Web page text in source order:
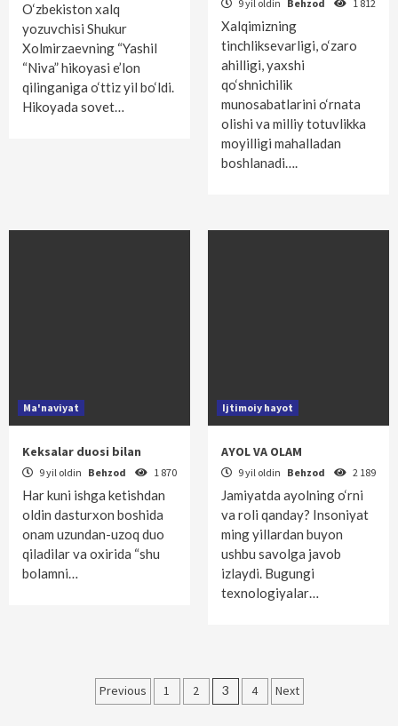
O‘zbekiston xalq
yozuvchisi Shukur
Xolmirzaevning “Yashil
“Niva” hikoyasi e’lon
qilinganiga o‘ttiz yil bo‘ldi.
Hikoyada sovet…
9 yil oldin Behzod 1 812
Xalqimizning
tinchliksevarligi, o‘zaro
ahilligi, yaxshi
qo‘shnichilik
munosabatlarini o‘rnata
olishi va milliy totuvlikka
moyilligi mahalladan
boshlanadi….
Ma'naviyat
Keksalar duosi bilan
9 yil oldin Behzod 1 870
Har kuni ishga ketishdan
oldin dasturxon boshida
onam uzundan-uzoq duo
qiladilar va oxirida “shu
bolamni…
Ijtimoiy hayot
AYOL VA OLAM
9 yil oldin Behzod 2 189
Jamiyatda ayolning o‘rni
va roli qanday? Insoniyat
ming yillardan buyon
ushbu savolga javob
izlaydi. Bugungi
texnologiyalar…
Maqolalar
Previous 1 2 3 4 Next